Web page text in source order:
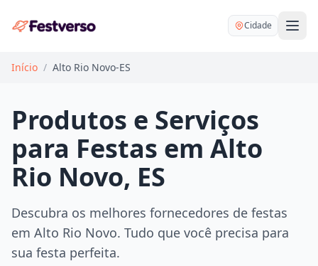
Cidade
Balões delivery
Decoração personalizada
Pegue e Monte
Festa na mesa
Mesas e cadeiras
Buffet
DJ
Início / Alto Rio Novo-ES
Produtos e Serviços
para Festas em Alto
Rio Novo, ES
Descubra os melhores fornecedores de festas
em Alto Rio Novo. Tudo que você precisa para
sua festa perfeita.